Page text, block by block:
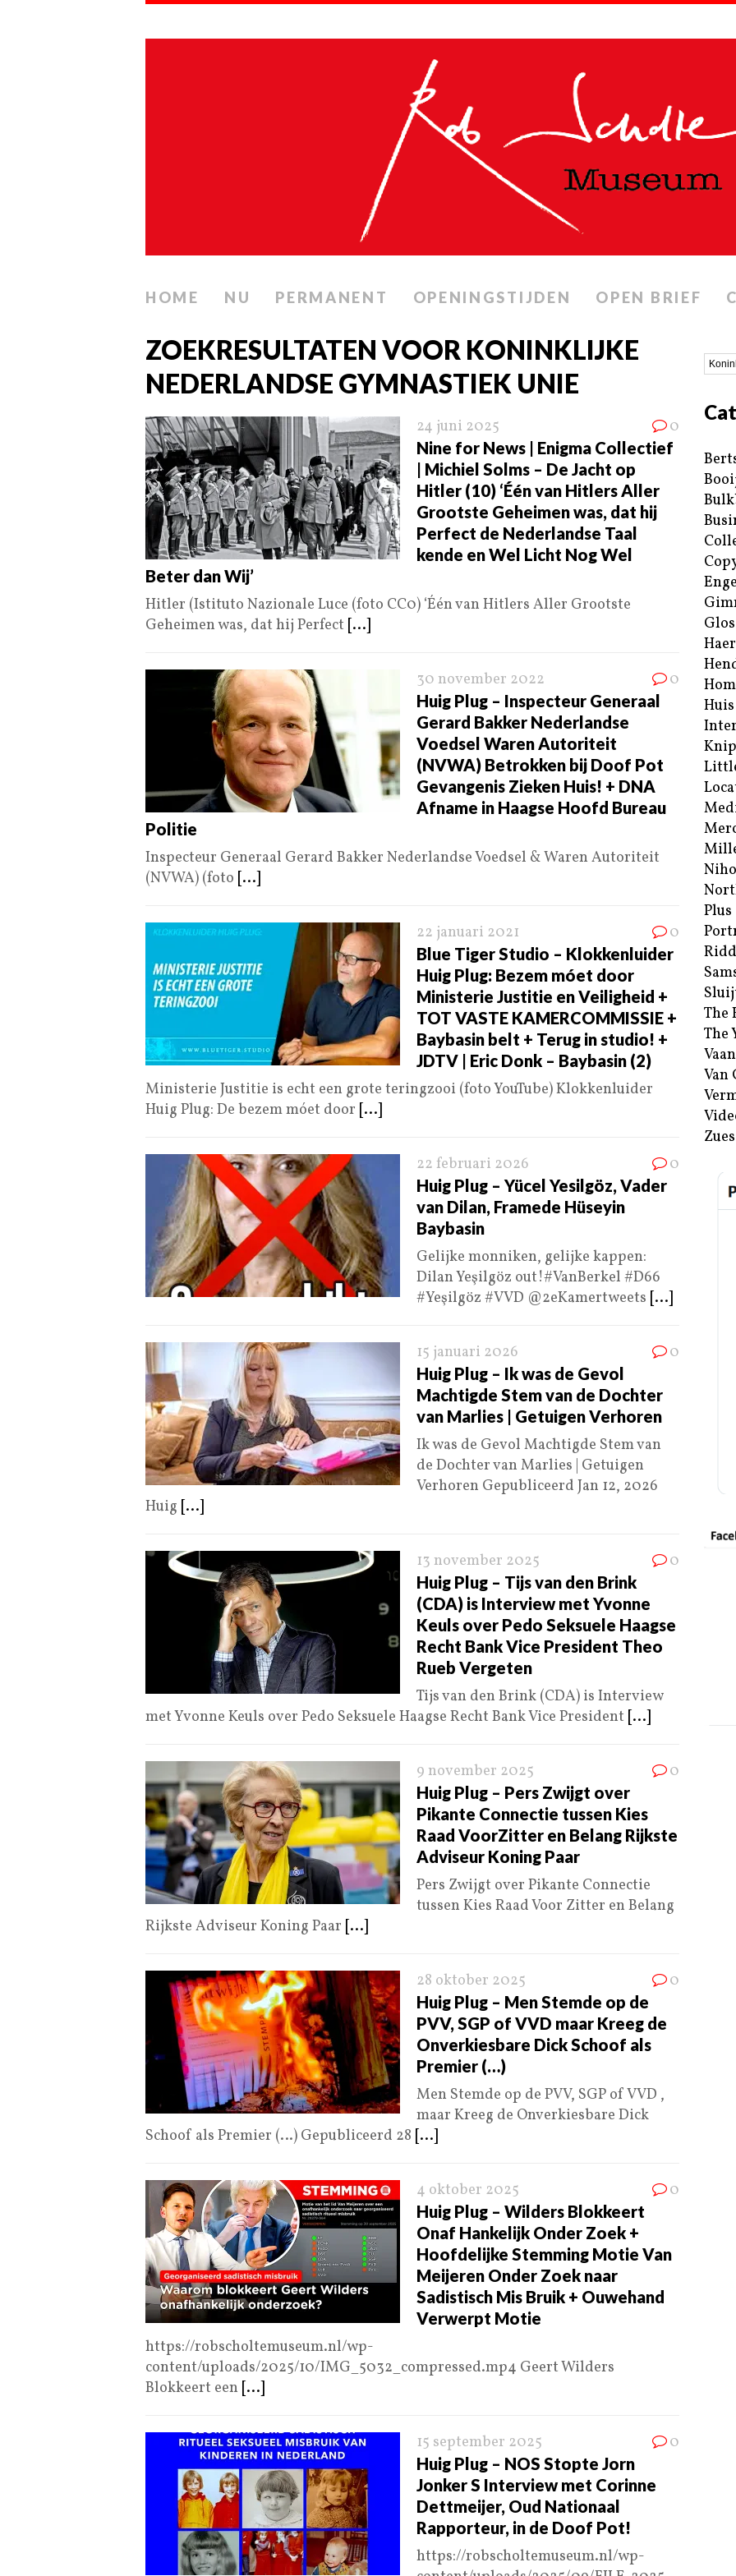
HOME NU PERMANENT OPENINGSTIJDEN OPEN BRIEF
ZOEKRESULTATEN VOOR KONINKLIJKE
NEDERLANDSE GYMNASTIEK UNIE
24 juni 2025 0
Nine for News | Enigma Collectief
| Michiel Solms – De Jacht op
Hitler (10) ‘Één van Hitlers Aller
Grootste Geheimen was, dat hij
Perfect de Nederlandse Taal
kende en Wel Licht Nog Wel
Beter dan Wij’
Hitler (Istituto Nazionale Luce (foto CC0) ‘Één van Hitlers Aller Grootste
Geheimen was, dat hij Perfect [...]
30 november 2022 0
Huig Plug – Inspecteur Generaal
Gerard Bakker Nederlandse
Voedsel Waren Autoriteit
(NVWA) Betrokken bij Doof Pot
Gevangenis Zieken Huis! + DNA
Afname in Haagse Hoofd Bureau
Politie
Inspecteur Generaal Gerard Bakker Nederlandse Voedsel & Waren Autoriteit
(NVWA) (foto [...]
22 januari 2021 0
Blue Tiger Studio – Klokkenluider
Huig Plug: Bezem móet door
Ministerie Justitie en Veiligheid +
TOT VASTE KAMERCOMMISSIE +
Baybasin belt + Terug in studio! +
JDTV | Eric Donk – Baybasin (2)
Ministerie Justitie is echt een grote teringzooi (foto YouTube) Klokkenluider
Huig Plug: De bezem móet door [...]
22 februari 2026 0
Huig Plug – Yücel Yesilgöz, Vader
van Dilan, Framede Hüseyin
Baybasin
Gelijke monniken, gelijke kappen:
Dilan Yeşilgöz out!#VanBerkel #D66
#Yeşilgöz #VVD @2eKamertweets [...]
15 januari 2026 0
Huig Plug – Ik was de Gevol
Machtigde Stem van de Dochter
van Marlies | Getuigen Verhoren
Ik was de Gevol Machtigde Stem van
de Dochter van Marlies | Getuigen
Verhoren Gepubliceerd Jan 12, 2026
Huig [...]
13 november 2025 0
Huig Plug – Tijs van den Brink
(CDA) is Interview met Yvonne
Keuls over Pedo Seksuele Haagse
Recht Bank Vice President Theo
Rueb Vergeten
Tijs van den Brink (CDA) is Interview
met Yvonne Keuls over Pedo Seksuele Haagse Recht Bank Vice President [...]
9 november 2025 0
Huig Plug – Pers Zwijgt over
Pikante Connectie tussen Kies
Raad VoorZitter en Belang Rijkste
Adviseur Koning Paar
Pers Zwijgt over Pikante Connectie
tussen Kies Raad Voor Zitter en Belang
Rijkste Adviseur Koning Paar [...]
28 oktober 2025 0
Huig Plug – Men Stemde op de
PVV, SGP of VVD maar Kreeg de
Onverkiesbare Dick Schoof als
Premier (…)
Men Stemde op de PVV, SGP of VVD ,
maar Kreeg de Onverkiesbare Dick
Schoof als Premier (…) Gepubliceerd 28 [...]
4 oktober 2025 0
Huig Plug – Wilders Blokkeert
Onaf Hankelijk Onder Zoek +
Hoofdelijke Stemming Motie Van
Meijeren Onder Zoek naar
Sadistisch Mis Bruik + Ouwehand
Verwerpt Motie
https://robscholtemuseum.nl/wp-
content/uploads/2025/10/IMG_5032_compressed.mp4 Geert Wilders
Blokkeert een [...]
15 september 2025 0
Huig Plug – NOS Stopte Jorn
Jonker S Interview met Corinne
Dettmeijer, Oud Nationaal
Rapporteur, in de Doof Pot!
https://robscholtemuseum.nl/wp-
Plus
The
The
Van